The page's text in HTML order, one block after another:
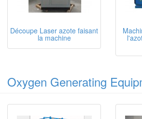
Découpe Laser azote faisant
la machine
Oxygen Generating